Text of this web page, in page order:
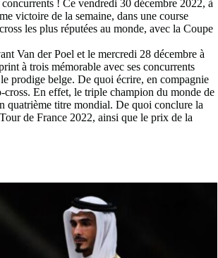
! Ce vendredi 30 décembre 2022, à
victoire de la semaine, dans une course
les plus réputées au monde, avec la Coupe
Van der Poel et le mercredi 28 décembre à
à trois mémorable avec ses concurrents
prodige belge. De quoi écrire, en compagnie
cross. En effet, le triple champion du monde de
quatrième titre mondial. De quoi conclure la
de France 2022, ainsi que le prix de la